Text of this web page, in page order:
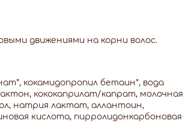
движениями на корни волос.
кокамидопропил бетаин*, вода
кококаприлат/капрат, молочная
натрия лактат, аллантоин,
кислота, пирролидонкарбоновая